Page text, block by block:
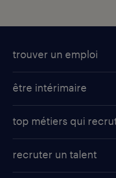
trouver un emploi
créer un compte candidat
être intérimaire
app talent / portail web
top métiers qui
recruter un talent